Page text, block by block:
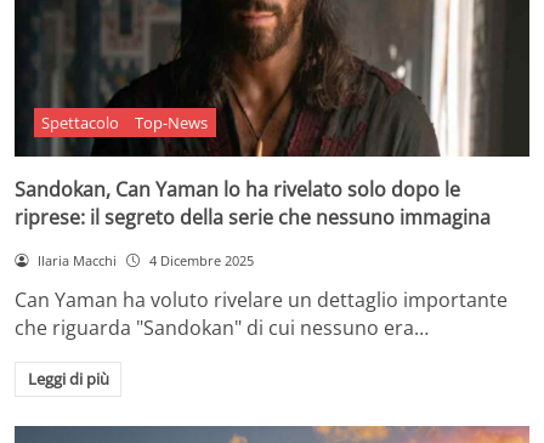
Spettacolo Top-News
Sandokan, Can Yaman lo ha rivelato solo dopo le
riprese: il segreto della serie che nessuno immagina
Ilaria Macchi 4 Dicembre 2025
Can Yaman ha voluto rivelare un dettaglio importante
che riguarda "Sandokan" di cui nessuno era…
Leggi di più